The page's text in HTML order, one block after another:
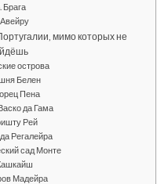
Брага
Авейру
мимо которых не
острова
Белен
Пена
да Гама
Рей
Регалейра
сад Монте
Мадейра